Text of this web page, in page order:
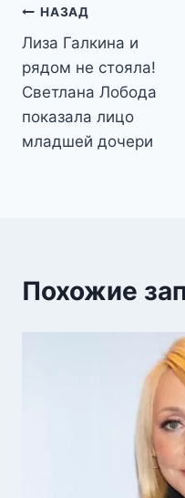
Навигация
по
записям
НАЗАД
Лиза Галкина и
рядом не стояла!
Светлана Лобода
показала лицо
младшей дочери
Похожие